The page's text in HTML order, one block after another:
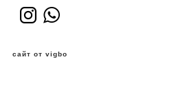
сайт от vigbo